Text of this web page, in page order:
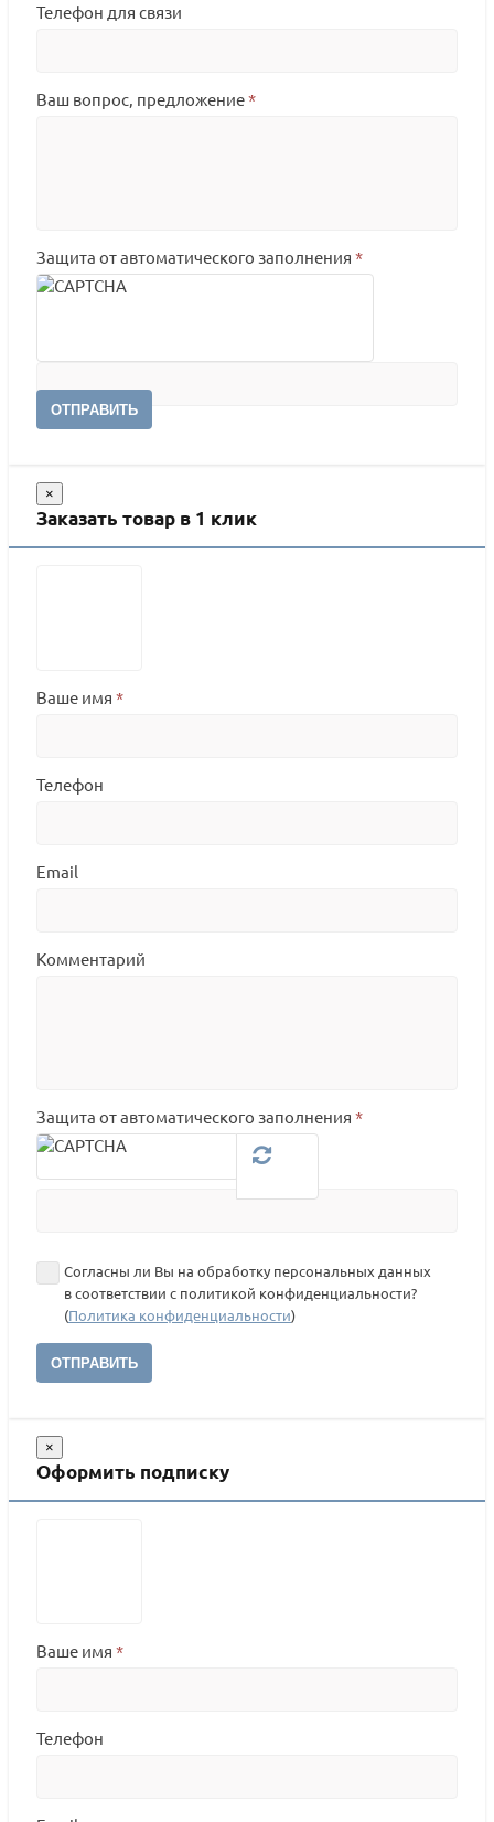
Телефон для связи
Ваш вопрос, предложение*
Защита от автоматического заполнения *
ОТПРАВИТЬ
×
Заказать товар в 1 клик
Ваше имя *
Телефон
Email
Комментарий
Защита от автоматического заполнения *
Согласны ли Вы на обработку персональных данных
в соответствии с политикой конфиденциальности?
(Политика конфиденциальности)
ОТПРАВИТЬ
×
Оформить подписку
Ваше имя *
Телефон